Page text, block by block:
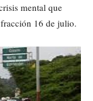
mental que
16 de julio.